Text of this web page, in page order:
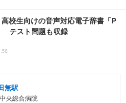
校生向けの音声対応電子辞書「P
テスト問題も収録
無駅
央総合病院